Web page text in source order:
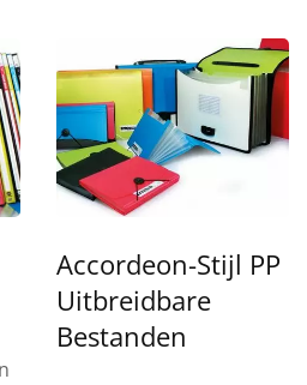
Accordeon-Stijl PP
Uitbreidbare
Bestanden